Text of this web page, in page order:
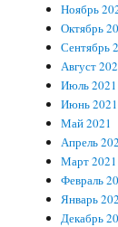
Ноябрь
Октябрь
Сентябрь
Август
Июль 2021
Июнь 2021
Май 2021
Апрель
Март 2021
Февраль
Январь
Декабрь